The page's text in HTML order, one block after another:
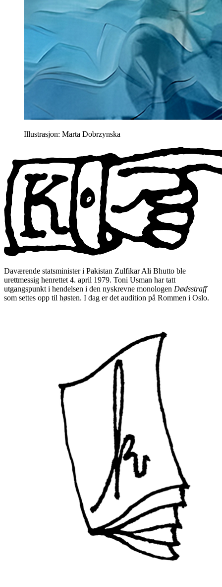
Illustrasjon: Marta Dobrzynska
Daværende statsminister i Pakistan Zulfikar Ali Bhutto ble
urettmessig henrettet 4. april 1979. Toni Usman har tatt
utgangspunkt i hendelsen i den nyskrevne monologen Dødsstraff
som settes opp til høsten. I dag er det audition på Rommen i Oslo.